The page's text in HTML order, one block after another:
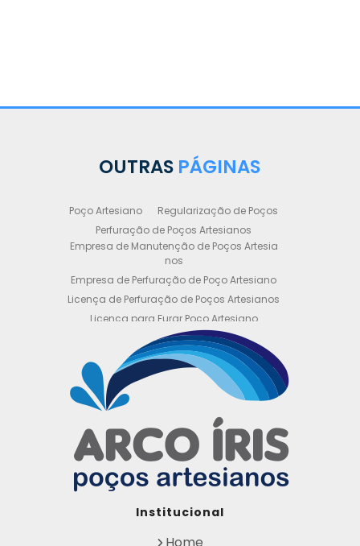
OUTRAS PÁGINAS
Poço Artesiano
Regularização de Poços
Perfuração de Poços Artesianos
Empresa de Manutenção de Poços Artesia
nos
Empresa de Perfuração de Poço Artesiano
Licença de Perfuração de Poços Artesianos
Licença para Furar Poço Artesiano
Licença para Perfuração de Poço Artesiano
Licença para Poço Semi Artesiano
Manutenção de Poço Semi Artesiano
Manutenção Preventiva de Poços Artesiano
Obtenha sua Licença de Perfuração de Poç
o Artesiano
Orçamento de Poço Semi Artesiano
Orçamento para Perfuração de Poço Artesi
ano
Outorga DAEE para Poço Artesiano
cos
Institucional
Home